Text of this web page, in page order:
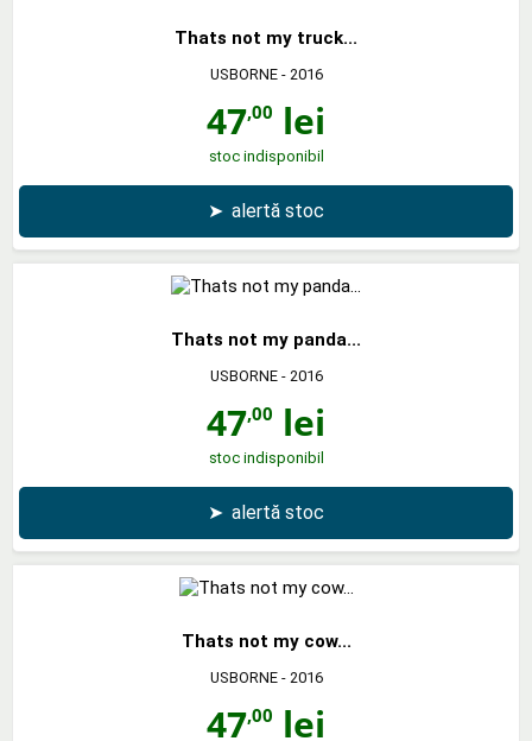
Thats not my truck...
USBORNE- 2016
47,00 lei
stoc indisponibil
➤ alertă stoc
Thats not my panda...
USBORNE- 2016
47,00 lei
stoc indisponibil
➤ alertă stoc
Thats not my cow...
USBORNE- 2016
47,00 lei